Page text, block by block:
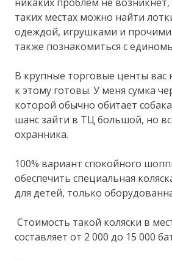
таких местах можно найти
одеждой, игрушками и прочими
также познакомиться с
В крупные торговые центы вас
к этому готовы. У меня сумка
которой обычно обитает
шанс зайти в ТЦ большой, но
охранника.
100% вариант спокойного
обеспечить специальная
для детей, только
Стоимость такой коляски в
составляет от 2 000 до 15 000